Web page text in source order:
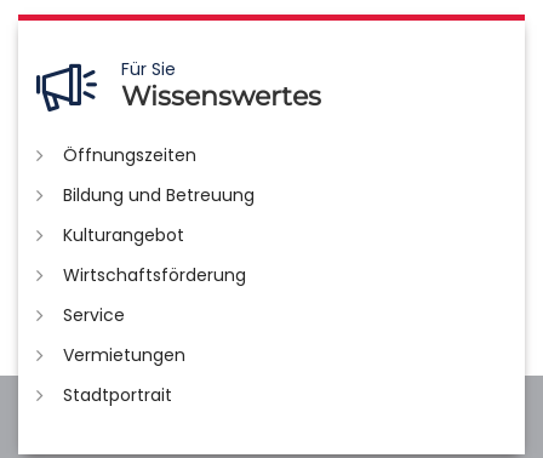
Für Sie
Wissenswertes
Öffnungszeiten
Bildung und Betreuung
Kulturangebot
Wirtschaftsförderung
Service
Vermietungen
Stadtportrait